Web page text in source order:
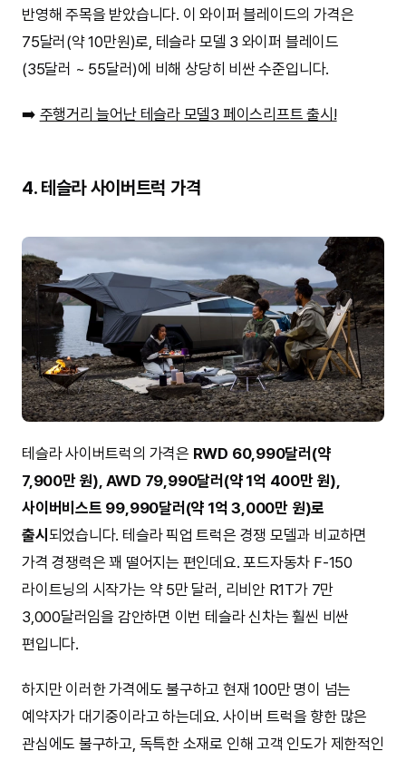
반영해 주목을 받았습니다. 이 와이퍼 블레이드의 가격은
75달러(약 10만원)로, 테슬라 모델 3 와이퍼 블레이드
(35달러 ~ 55달러)에 비해 상당히 비싼 수준입니다.
➡️ 주행거리 늘어난 테슬라 모델3 페이스리프트 출시!
4. 테슬라 사이버트럭 가격
테슬라 사이버트럭의 가격은 RWD 60,990달러(약
7,900만 원), AWD 79,990달러(약 1억 400만 원),
사이버비스트 99,990달러(약 1억 3,000만 원)로
출시 되었습니다. 테슬라 픽업 트럭은 경쟁 모델과 비교하면
가격 경쟁력은 꽤 떨어지는 편인데요. 포드자동차 F-150
라이트닝의 시작가는 약 5만 달러, 리비안 R1T가 7만
3,000달러임을 감안하면 이번 테슬라 신차는 훨씬 비싼
편입니다.
하지만 이러한 가격에도 불구하고 현재 100만 명이 넘는
예약자가 대기중이라고 하는데요. 사이버 트럭을 향한 많은
관심에도 불구하고, 독특한 소재로 인해 고객 인도가 제한적인